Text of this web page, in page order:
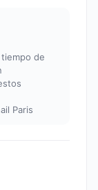
de
Paris